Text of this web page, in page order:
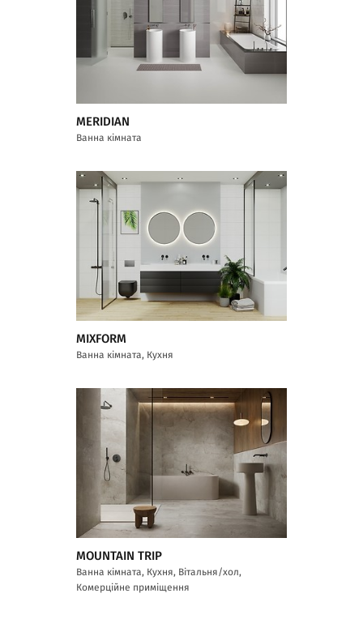
MERIDIAN
Ванна кімната
MIXFORM
Ванна кімната, Кухня
MOUNTAIN TRIP
Ванна кімната, Кухня, Вітальня/хол,
Комерційне приміщення